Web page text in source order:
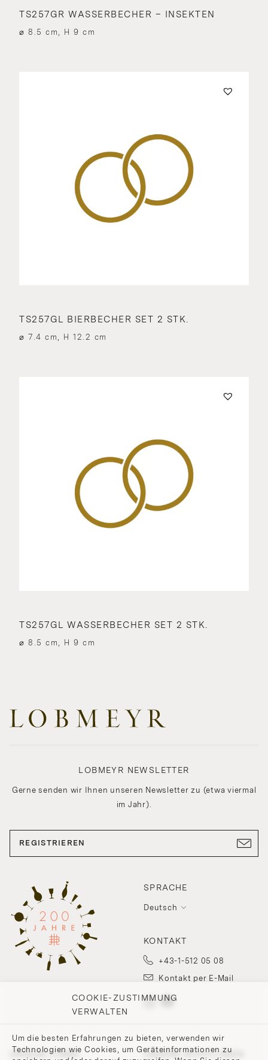
COOKIE-ZUSTIMMUNG
VERWALTEN
Um die besten Erfahrungen zu bieten, verwenden wir
Technologien wie Cookies, um Geräteinformationen zu
TS257GR WASSERBECHER – INSEKTEN
⌀ 8.5 cm, H 9 cm
TS257GL BIERBECHER SET 2 STK.
⌀ 7.4 cm, H 12.2 cm
TS257GL WASSERBECHER SET 2 STK.
⌀ 8.5 cm, H 9 cm
SPRACHE
Deutsch
KONTAKT
+43-1-512 05 08
Kontakt per E-Mail
UNSERE FIRMA UNSERE RICHTLINIEN
LOBMEYR NEWSLETTER
Gerne senden wir Ihnen unseren Newsletter zu (etwa viermal
im Jahr).
REGISTRIEREN